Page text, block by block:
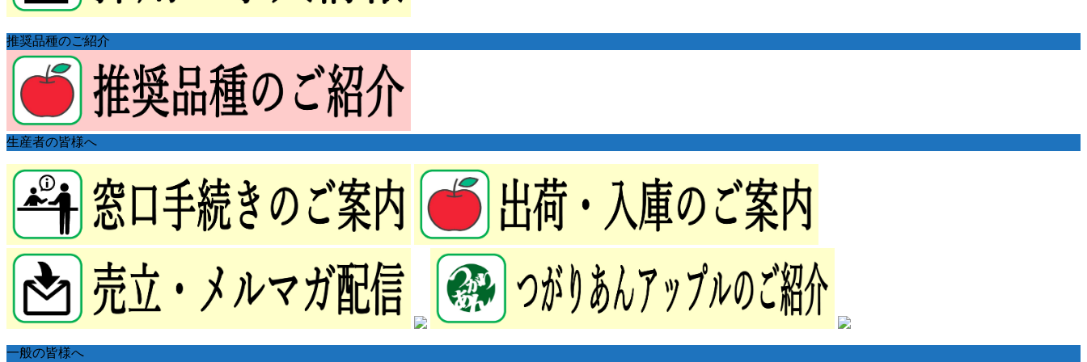
推奨品種のご紹介
生産者の皆様へ
一般の皆様へ